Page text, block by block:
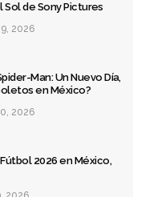
Sol de Sony Pictures
2026
Man: Un Nuevo Día,
en México?
2026
2026 en México,